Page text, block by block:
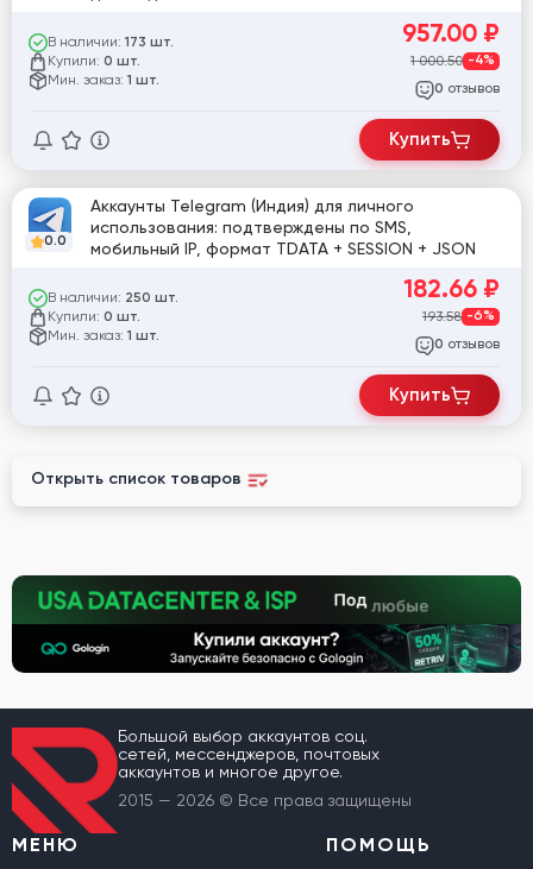
В наличии: 173 шт.
Купили: 0 шт.
Мин. заказ: 1 шт.
957.00 ₽
1 000.50 -4%
0 отзывов
Купить
0.0
Аккаунты Telegram (Индия) для личного
использования: подтверждены по SMS,
мобильный IP, формат TDATA + SESSION + JSON
В наличии: 250 шт.
Купили: 0 шт.
Мин. заказ: 1 шт.
182.66 ₽
193.58 -6%
0 отзывов
Купить
Открыть список товаров
Большой выбор аккаунтов соц.
сетей, мессенджеров, почтовых
аккаунтов и многое другое.
2015 — 2026 © Все права защищены
МЕНЮ ПОМОЩЬ